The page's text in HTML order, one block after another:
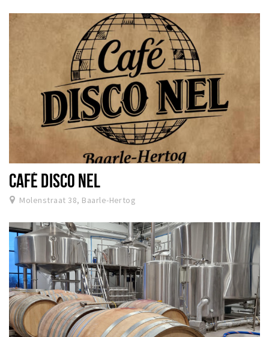
CAFÉ DISCO NEL
Molenstraat 38, Baarle-Hertog